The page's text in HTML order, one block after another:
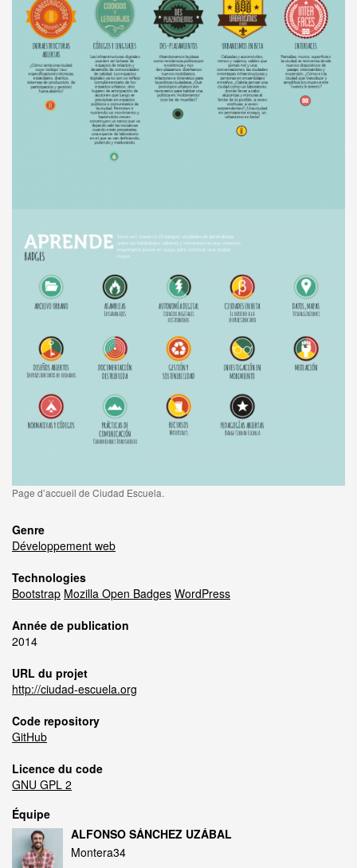
Page d’accueil de Ciudad Escuela.
Genre
Développement web
Technologies
Bootstrap Mozilla Open Badges WordPress
Année de publication
2014
URL du projet
http://ciudad-escuela.org
Code repository
GitHub
Licence du code
GNU GPL 2
Équipe
ALFONSO SÁNCHEZ UZÁBAL
Montera34